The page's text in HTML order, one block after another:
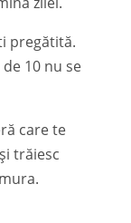
pregătită.
10 nu se
care te
trăiesc